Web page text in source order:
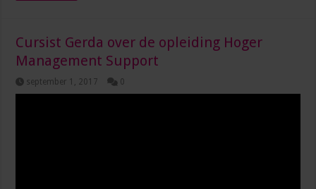
Cursist Gerda over de opleiding Hoger
Management Support
september 1, 2017 0